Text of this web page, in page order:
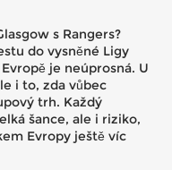
s Rangers?
do vysněné Ligy
je neúprosná. U
i to, zda vůbec
trh. Každý
šance, ale i riziko,
Evropy ještě víc